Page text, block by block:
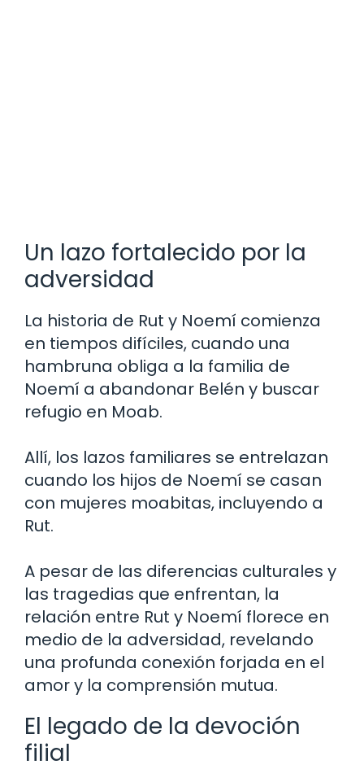
Un lazo fortalecido por la
adversidad
La historia de Rut y Noemí comienza
en tiempos difíciles, cuando una
hambruna obliga a la familia de
Noemí a abandonar Belén y buscar
refugio en Moab.
Allí, los lazos familiares se entrelazan
cuando los hijos de Noemí se casan
con mujeres moabitas, incluyendo a
Rut.
A pesar de las diferencias culturales y
las tragedias que enfrentan, la
relación entre Rut y Noemí florece en
medio de la adversidad, revelando
una profunda conexión forjada en el
amor y la comprensión mutua.
El legado de la devoción
filial